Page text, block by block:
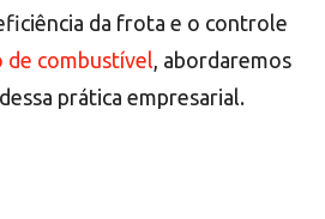
da frota e o controle
de combustível , abordaremos
prática empresarial.